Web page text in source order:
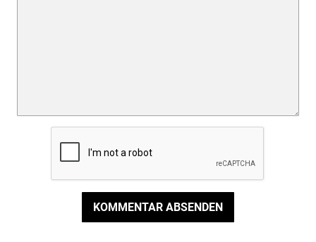
KOMMENTAR ABSENDEN